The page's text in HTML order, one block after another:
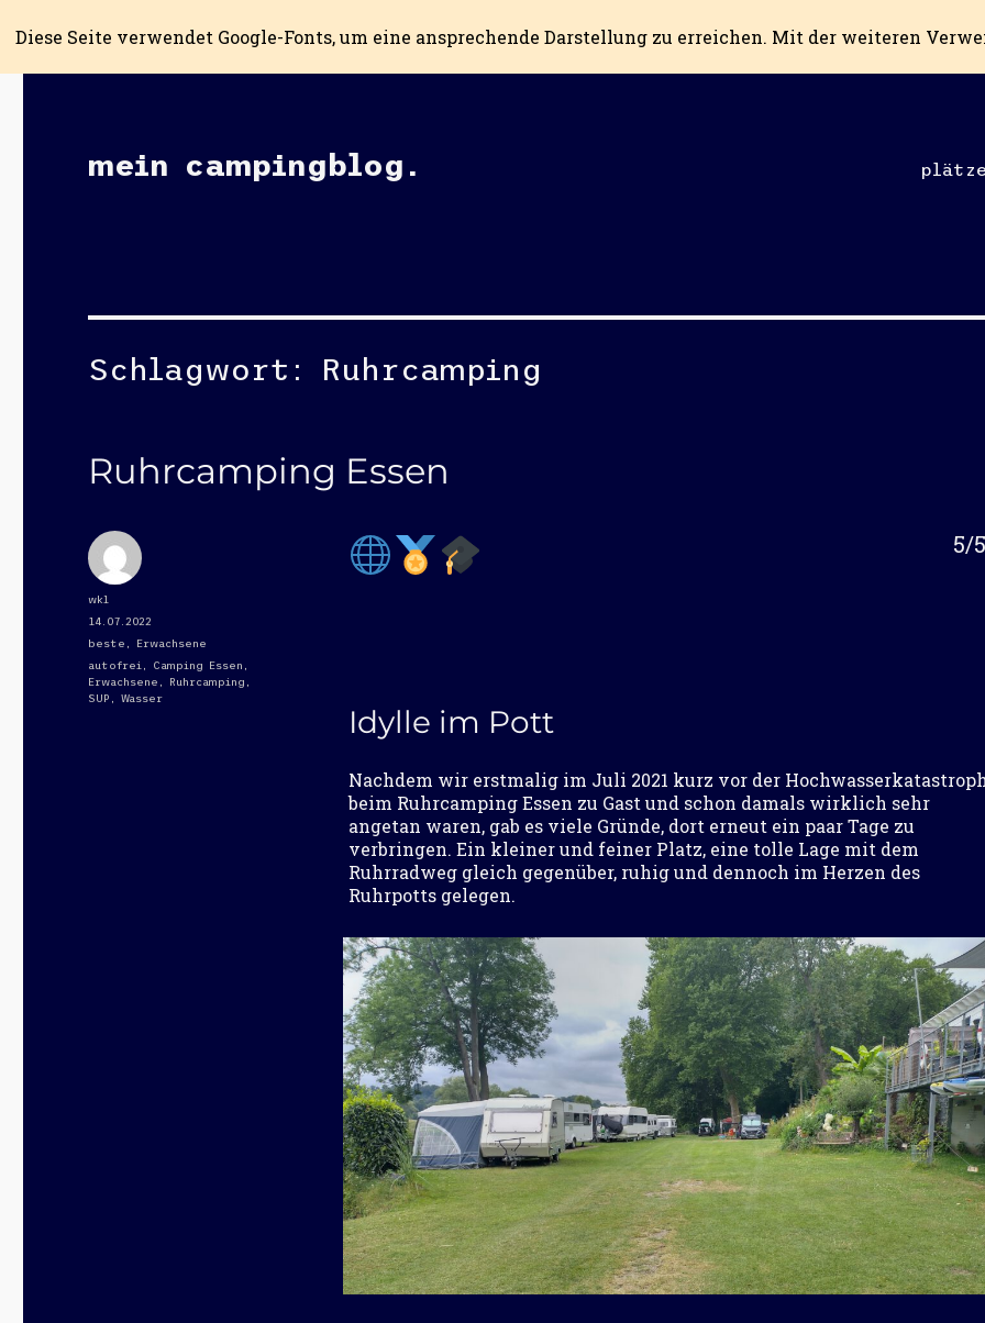
mein campingblog.
Schlagwort: Ruhrcamping
Ruhrcamping Essen
5/5
Idylle im Pott
Nachdem wir erstmalig im Juli 2021 kurz vor der
beim Ruhrcamping Essen zu Gast und schon damals wirklich sehr
angetan waren, gab es viele Gründe, dort erneut ein paar Tage zu
verbringen. Ein kleiner und feiner Platz, eine tolle Lage mit dem
Ruhrradweg gleich gegenüber, ruhig und dennoch im Herzen des
Ruhrpotts gelegen.
Autor
wkl
Veröffentlicht
14.07.2022
Kategorien
beste
Erwachsene
Schlagwörter
autofrei, Camping Essen ,
Erwachsene , Ruhrcamping ,
SUP ,Wasser
Diese Seite verwendet Google-Fonts, um eine ansprechende Darstellung zu erreichen. Mit der weiteren